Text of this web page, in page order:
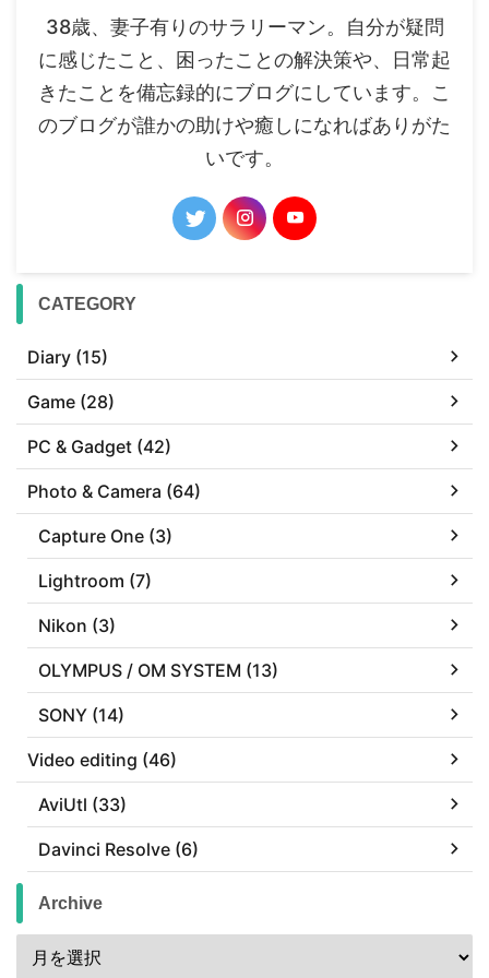
38歳、妻子有りのサラリーマン。自分が疑問
に感じたこと、困ったことの解決策や、日常起
きたことを備忘録的にブログにしています。こ
のブログが誰かの助けや癒しになればありがた
いです。
CATEGORY
Diary (15)
Game (28)
PC & Gadget (42)
Photo & Camera (64)
Capture One (3)
Lightroom (7)
Nikon (3)
OLYMPUS / OM SYSTEM (13)
SONY (14)
Video editing (46)
AviUtl (33)
Davinci Resolve (6)
Archive